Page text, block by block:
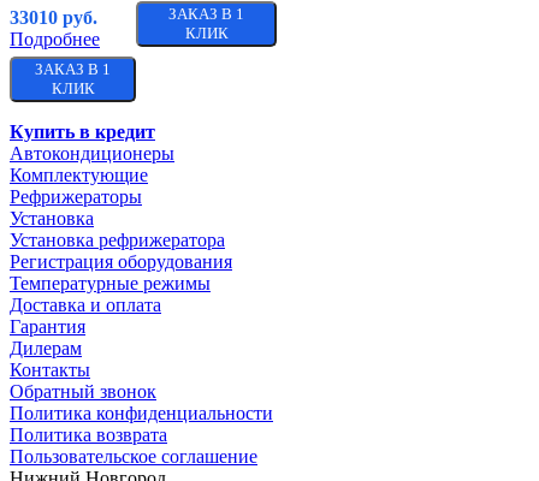
33010 руб.
Подробнее
ЗАКАЗ В 1
КЛИК
ЗАКАЗ В 1
КЛИК
Купить в кредит
Автокондиционеры
Комплектующие
Рефрижераторы
Установка
Установка рефрижератора
Регистрация оборудования
Температурные режимы
Доставка и оплата
Гарантия
Дилерам
Контакты
Обратный звонок
Политика конфиденциальности
Политика возврата
Пользовательское соглашение